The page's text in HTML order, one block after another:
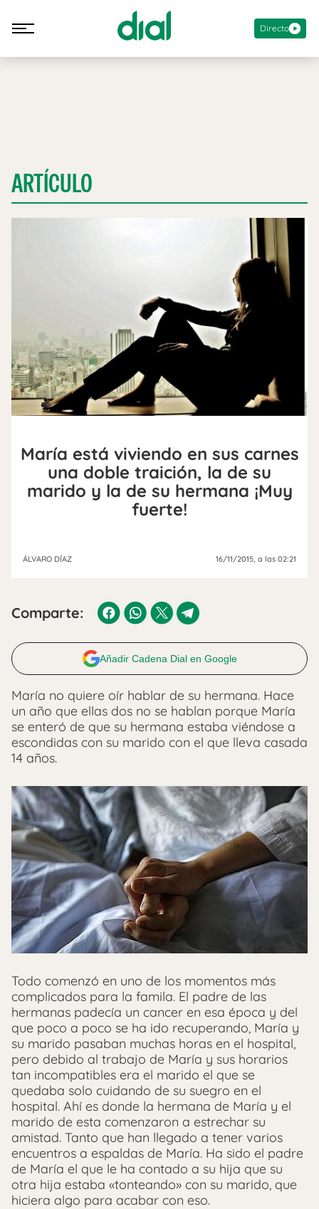
Directo
ARTÍCULO
María está viviendo en sus carnes
una doble traición, la de su
marido y la de su hermana ¡Muy
fuerte!
ÁLVARO DÍAZ 16/11/2015 , a las 02:21
Comparte:
Añadir Cadena Dial en Google
María no quiere oír hablar de su hermana. Hace
un año que ellas dos no se hablan porque María
se enteró de que su hermana estaba viéndose a
escondidas con su marido con el que lleva casada
14 años.
Todo comenzó en uno de los momentos más
complicados para la famila. El padre de las
hermanas padecía un cancer en esa época y del
que poco a poco se ha ido recuperando, María y
su marido pasaban muchas horas en el hospital,
pero debido al trabajo de María y sus horarios
tan incompatibles era el marido el que se
quedaba solo cuidando de su suegro en el
hospital. Ahí es donde la hermana de María y el
marido de esta comenzaron a estrechar su
amistad. Tanto que han llegado a tener varios
encuentros a espaldas de María. Ha sido el padre
de María el que le ha contado a su hija que su
otra hija estaba «tonteando» con su marido, que
hiciera algo para acabar con eso.